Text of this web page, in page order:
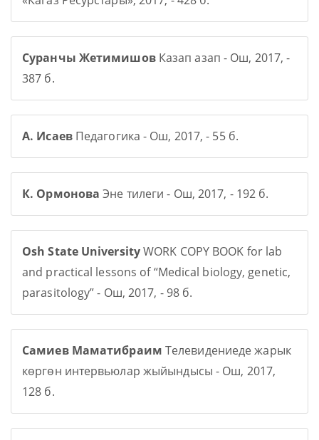
Суранчы ЖетимишовКазап азап - Ош, 2017, -
387 б.
А. ИсаевПедагогика - Ош, 2017, - 55 б.
К. Ормонова Эне тилеги - Ош, 2017, - 192 б.
Osh State UniversityWORK COPY BOOK for lab
and practical lessons of “Medical biology, genetic,
parasitology” - Ош, 2017, - 98 б.
Самиев Маматибраим Телевидениеде жарык
көргөн интервьюлар жыйындысы - Ош, 2017,
128 б.